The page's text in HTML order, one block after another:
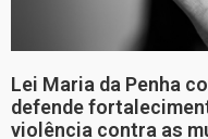
Lei Maria da Penha
defende
violência contra as